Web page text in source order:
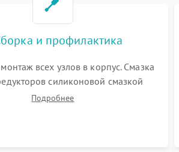
и профилактика
всех узлов в корпус. Смазка
силиконовой смазкой
шума. Установка новых
Подробнее